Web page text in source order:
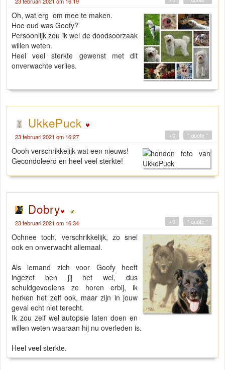
Oh, wat erg om mee te maken.
Hoe oud was Goofy?
Persoonlijk zou ik wel de doodsoorzaak
willen weten.
Heel veel sterkte gewenst met dit
onverwachte verlies.
UkkePuck
23 februari 2021 om 16:27 " quote "
+0
Oooh verschrikkelijk wat een nieuws!
Gecondoleerd en heel veel sterkte!
Dobry
23 februari 2021 om 16:34 " quote "
+0
Ochnee toch, verschrikkelijk, zo snel
ook en onverwacht allemaal.
Als iemand zich voor Goofy heeft
ingezet ben jij het wel, dus
schuldgevoelens ze horen erbij, ik
herken het zelf ook, maar zijn in jouw
geval echt niet terecht.
Ik zou zelf wel autopsie laten doen en
willen weten waaraan hij nu overleden is.
Heel veel sterkte.